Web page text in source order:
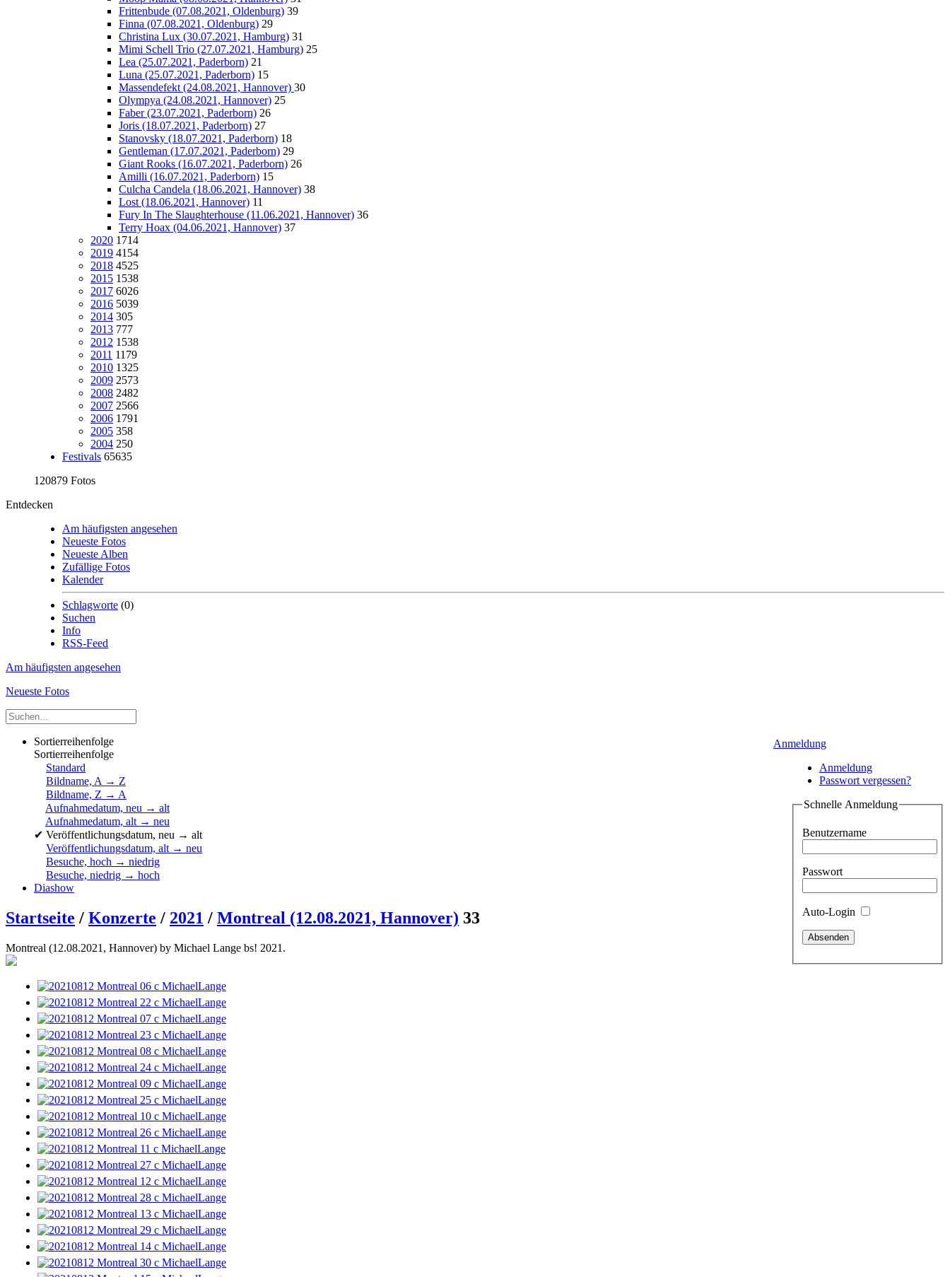
Frittenbude (07.08.2021, Oldenburg) 39
Finna (07.08.2021, Oldenburg) 29
Christina Lux (30.07.2021, Hamburg) 31
Mimi Schell Trio (27.07.2021, Hamburg) 25
Lea (25.07.2021, Paderborn) 21
Luna (25.07.2021, Paderborn) 15
Massendefekt (24.08.2021, Hannover) 30
Olympya (24.08.2021, Hannover) 25
Faber (23.07.2021, Paderborn) 26
Joris (18.07.2021, Paderborn) 27
Stanovsky (18.07.2021, Paderborn) 18
Gentleman (17.07.2021, Paderborn) 29
Giant Rooks (16.07.2021, Paderborn) 26
Amilli (16.07.2021, Paderborn) 15
Culcha Candela (18.06.2021, Hannover) 38
Lost (18.06.2021, Hannover) 11
Fury In The Slaughterhouse (11.06.2021, Hannover) 36
Terry Hoax (04.06.2021, Hannover) 37
2020 1714
2019 4154
2018 4525
2015 1538
2017 6026
2016 5039
2014 305
2013 777
2012 1538
2011 1179
2010 1325
2009 2573
2008 2482
2007 2566
2006 1791
2005 358
2004 250
Festivals 65635
120879 Fotos
Entdecken
Am häufigsten angesehen
Neueste Fotos
Neueste Alben
Zufällige Fotos
Kalender
Schlagworte (0)
Suchen
Info
RSS-Feed
Am häufigsten angesehen
Neueste Fotos
Anmeldung
Anmeldung
Passwort vergessen?
Schnelle Anmeldung
Benutzername
Passwort
Auto-Login
Sortierreihenfolge
Sortierreihenfolge
Standard
Bildname, A → Z
Bildname, Z → A
Aufnahmedatum, neu → alt
Aufnahmedatum, alt → neu
✔ Veröffentlichungsdatum, neu → alt
Veröffentlichungsdatum, alt → neu
Besuche, hoch → niedrig
Besuche, niedrig → hoch
Diashow
Startseite / Konzerte / 2021 / Montreal (12.08.2021, Hannover) 33
Montreal (12.08.2021, Hannover) by Michael Lange bs! 2021.